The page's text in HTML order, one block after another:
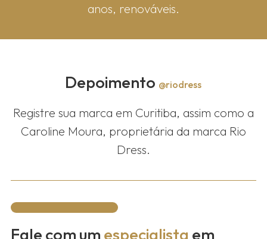
anos, renováveis.
Depoimento @riodress
Registre sua marca em Curitiba, assim como a
Caroline Moura, proprietária da marca Rio
Dress.
Fale com um especialista em